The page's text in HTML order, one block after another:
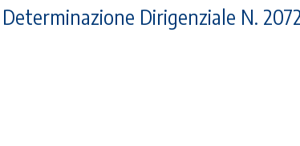
Dirigenziale N.